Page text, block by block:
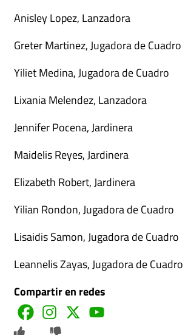
Anisley Lopez, Lanzadora
Greter Martinez, Jugadora de Cuadro
Yiliet Medina, Jugadora de Cuadro
Lixania Melendez, Lanzadora
Jennifer Pocena, Jardinera
Maidelis Reyes, Jardinera
Elizabeth Robert, Jardinera
Yilian Rondon, Jugadora de Cuadro
Lisaidis Samon, Jugadora de Cuadro
Leannelis Zayas, Jugadora de Cuadro
Compartir en redes